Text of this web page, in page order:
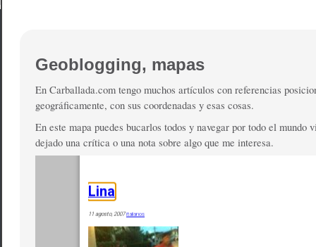
Geoblogging, mapas
En Carballada.com tengo muchos artículos con referencias
geográficamente, con sus coordenadas y esas cosas.
En este mapa puedes bucarlos todos y navegar por todo el mundo
dejado una crítica o una nota sobre algo que me interesa.